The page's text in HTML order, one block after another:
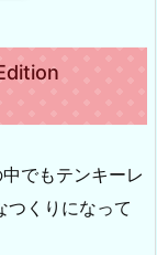
でもテンキーレ
つくりになって